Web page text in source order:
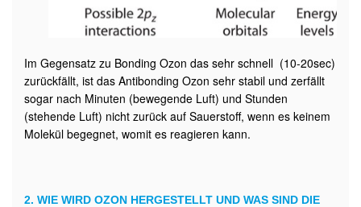
Im Gegensatz zu Bonding Ozon das sehr schnell (10-20sec)
zurückfällt, ist das Antibonding Ozon sehr stabil und zerfällt
sogar nach Minuten (bewegende Luft) und Stunden
(stehende Luft) nicht zurück auf Sauerstoff, wenn es keinem
Molekül begegnet, womit es reagieren kann.
2. WIE WIRD OZON HERGESTELLT UND WAS SIND DIE